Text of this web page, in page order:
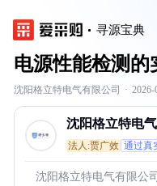
寻源宝典
电源性能检测的
沈阳格立特电气有限公司 · 2026-
沈阳格立特电
法人:贾广效 通过真
沈阳格立特电气有限公